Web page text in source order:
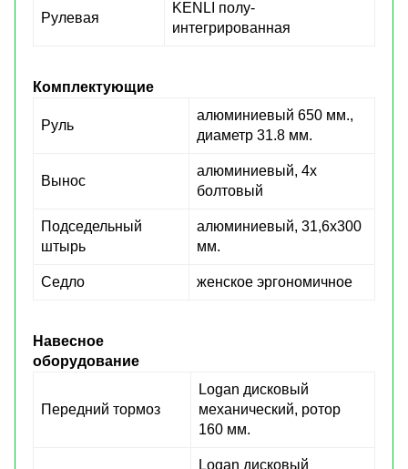
Рулевая
KENLI полу-
интегрированная
Комплектующие
Руль
алюминиевый 650 мм.,
диаметр 31.8 мм.
Вынос
алюминиевый, 4х
болтовый
Подседельный
штырь
алюминиевый, 31,6х300
мм.
Седло женское эргономичное
Навесное
оборудование
Передний тормоз
Logan дисковый
механический, ротор
160 мм.
Logan дисковый